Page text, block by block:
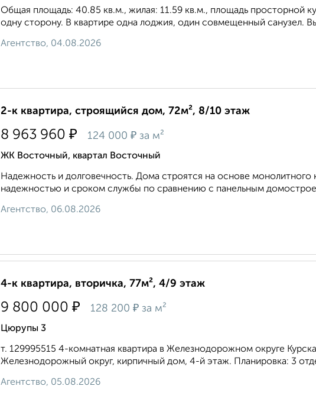
Общая площадь: 40.85 кв.м., жилая: 11.59 кв.м., площадь просторной
одну сторону. В квартире одна лоджия, один совмещенный санузел.
Агентство, 04.08.2026
2-к квартира, строящийся дом, 72м², 8/10 этаж
8 963 960 ₽ 124 000 ₽ за м²
ЖК Восточный, квартал Восточный
Надежность и долговечность. Дома строятся на основе монолитного
надежностью и сроком службы по сравнению с панельным
Агентство, 06.08.2026
4-к квартира, вторичка, 77м², 4/9 этаж
9 800 000 ₽ 128 200 ₽ за м²
Цюрупы 3
т. 129995515 4-комнатная квартира в Железнодорожном округе
Железнодорожный округ, кирпичный дом, 4-й этаж. Планировка: 3
Агентство, 05.08.2026